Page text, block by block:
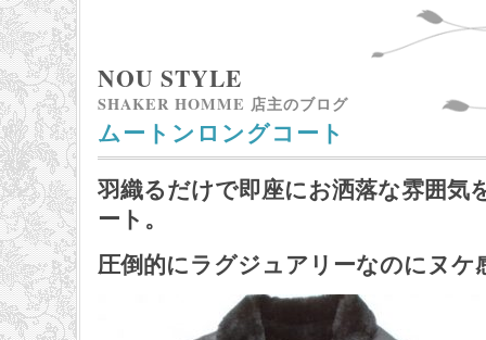
NOU STYLE
SHAKER HOMME 店主のブログ
ムートンロングコート
羽織るだけで即座にお洒落な雰囲気
ート。
圧倒的にラグジュアリーなのにヌ